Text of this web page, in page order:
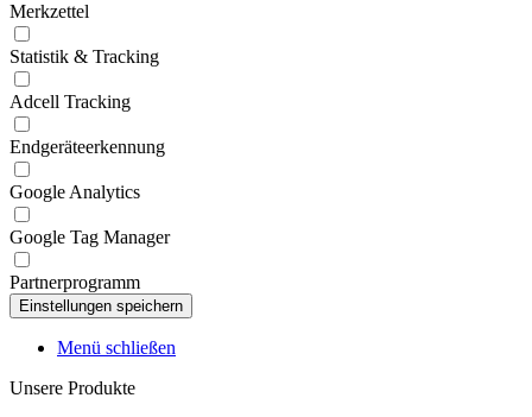
Merkzettel
Statistik & Tracking
Adcell Tracking
Endgeräteerkennung
Google Analytics
Google Tag Manager
Partnerprogramm
Menü schließen
Unsere Produkte